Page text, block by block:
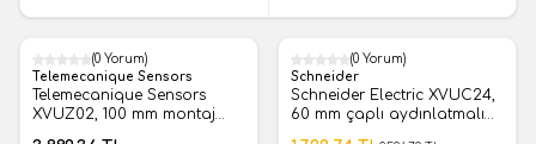
(0 Yorum)
Telemecanique Sensors
Telemecanique Sensors
XVUZ02, 100 mm montaj
%51
(0 Yorum)
Schneider
Schneider Electric XVUC24,
60 mm çaplı aydınlatmalı